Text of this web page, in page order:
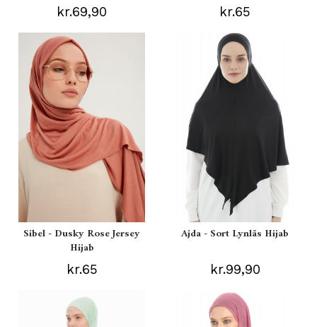
kr.69,90 kr.65
Sibel - Dusky Rose Jersey
Hijab
kr.65
Ajda - Sort Lynlås Hijab
kr.99,90